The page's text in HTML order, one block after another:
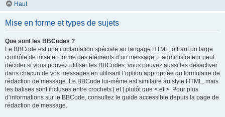
Haut
Mise en forme et types de sujets
Que sont les BBCodes ?
Le BBCode est une implantation spéciale au langage HTML, offrant un large
contrôle de mise en forme des éléments d’un message. L’administrateur peut
décider si vous pouvez utiliser les BBCodes, vous pouvez aussi les désactiver
dans chacun de vos messages en utilisant l’option appropriée du formulaire de
rédaction de message. Le BBCode lui-même est similaire au style HTML, mais
les balises sont incluses entre crochets [ et ] plutôt que < et >. Pour plus
d’informations sur le BBCode, consultez le guide accessible depuis la page de
rédaction de message.